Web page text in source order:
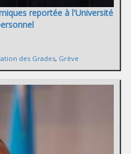
reportée à l'Université
des Grades, Grève